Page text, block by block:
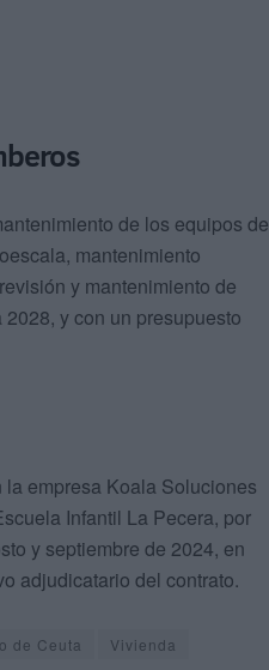
de los equipos de
mantenimiento
y mantenimiento de
y con un presupuesto
empresa Koala Soluciones
Infantil La Pecera, por
y septiembre de 2024, en
adjudicatario del contrato.
de Ceuta Vivienda